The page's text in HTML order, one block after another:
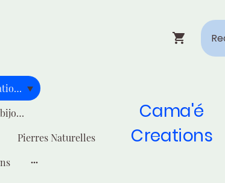
"La Boutique" Nos créations pour vous
Bijoux Fantaisie - Vos bijoux - Votre style
Pierres Naturelles
Cama'é
Creations